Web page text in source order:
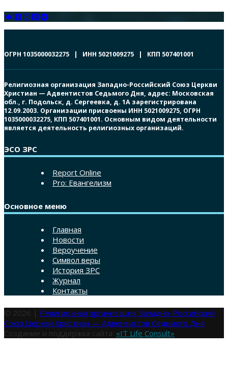
ОГРН 1035000032275 | ИНН 5021009275 | КПП 507401001
Религиозная организация Западно-Российский Союз Церкви
Христиан — Адвентистов Седьмого Дня, адрес: Московская
обл., г. Подольск, д. Сергеевка, д. 1А зарегистрирована
12.09.2003. Организации присвоены ИНН 5021009275, ОГРН
1035000032275, КПП 507401001. Основным видом деятельности
является деятельность религиозных организаций.
ЭСО ЗРС
Report Online
Pro: Евангелизм
Основное меню
Главная
Новости
Вероучение
Символ веры
История ЗРС
Журнал
Контакты
© 2026 | Религиозная организация Западно-Российский
Союз Церкви Христиан — Адвентистов Седьмого Дня
Создание и поддержка сайта: «IT Life Consult»